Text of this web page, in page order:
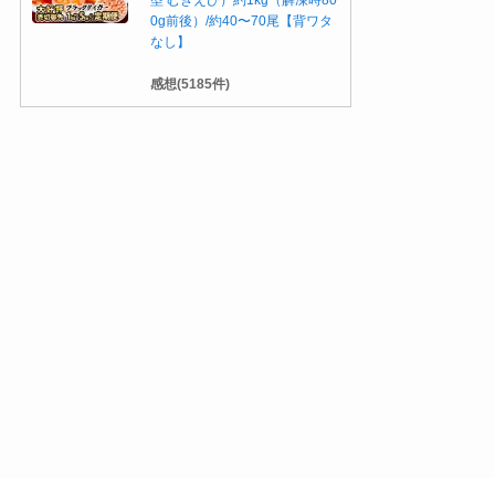
0g前後）/約40〜70尾【背ワタ
なし】
感想(5185件)